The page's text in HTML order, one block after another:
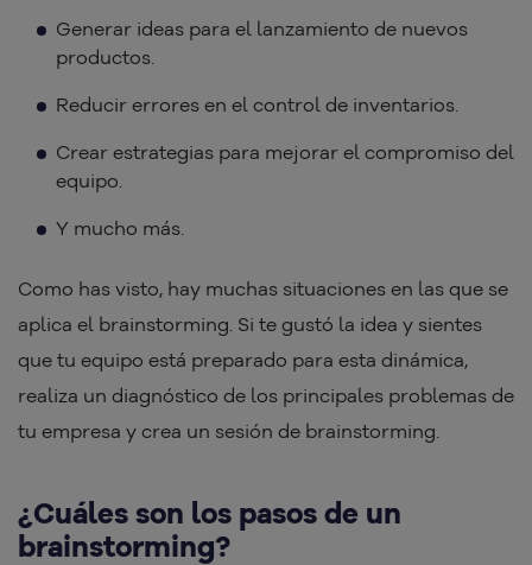
Generar ideas para el lanzamiento de nuevos
productos.
Reducir errores en el control de inventarios.
Crear estrategias para mejorar el compromiso del
equipo.
Y mucho más.
Como has visto, hay muchas situaciones en las que se
aplica el brainstorming. Si te gustó la idea y sientes
que tu equipo está preparado para esta dinámica,
realiza un diagnóstico de los principales problemas de
tu empresa y crea un sesión de brainstorming.
¿Cuáles son los pasos de un
brainstorming?